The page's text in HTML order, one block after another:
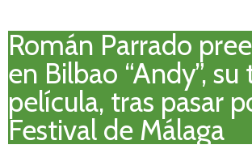
Román Parrado
en Bilbao “Andy”,
película, tras pasar
Festival de Málaga